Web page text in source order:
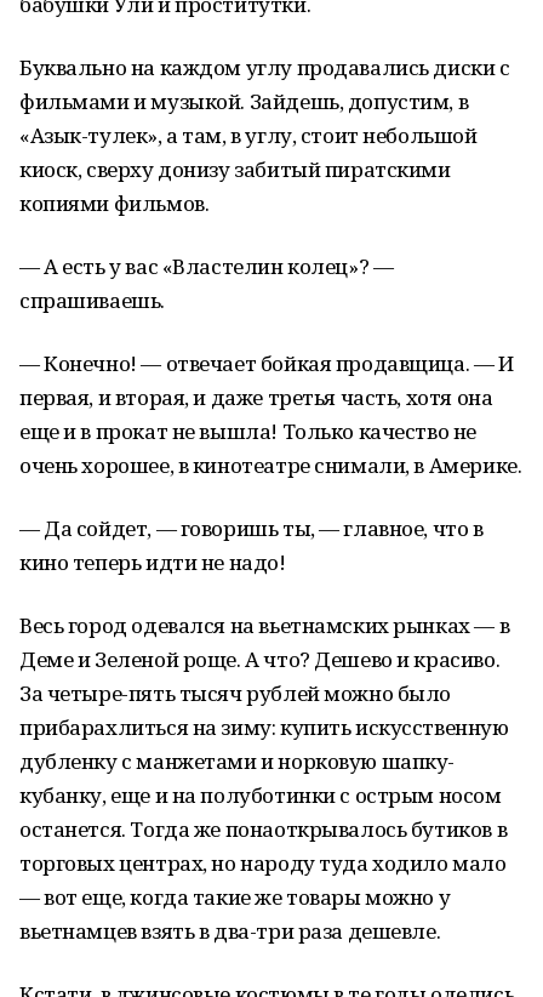
Буквально на каждом углу продавались диски с
фильмами и музыкой. Зайдешь, допустим, в
«Азык-тулек», а там, в углу, стоит небольшой
киоск, сверху донизу забитый пиратскими
копиями фильмов.
— А есть у вас «Властелин колец»? —
спрашиваешь.
— Конечно! — отвечает бойкая продавщица. — И
первая, и вторая, и даже третья часть, хотя она
еще и в прокат не вышла! Только качество не
очень хорошее, в кинотеатре снимали, в Америке.
— Да сойдет, — говоришь ты, — главное, что в
кино теперь идти не надо!
Весь город одевался на вьетнамских рынках — в
Деме и Зеленой роще. А что? Дешево и красиво.
За четыре-пять тысяч рублей можно было
прибарахлиться на зиму: купить искусственную
дубленку с манжетами и норковую шапку-
кубанку, еще и на полуботинки с острым носом
останется. Тогда же понаоткрывалось бутиков в
торговых центрах, но народу туда ходило мало
— вот еще, когда такие же товары можно у
вьетнамцев взять в два-три раза дешевле.